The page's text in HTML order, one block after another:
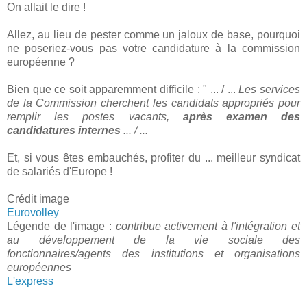
On allait le dire !
Allez, au lieu de pester comme un jaloux de base, pourquoi
ne poseriez-vous pas votre candidature à la commission
européenne ?
Bien que ce soit apparemment difficile : " ... / ...Les services
de la Commission cherchent les candidats appropriés pour
remplir les postes vacants, après examen des
candidatures internes ... / ...
Et, si vous êtes embauchés, profiter du ... meilleur syndicat
de salariés d'Europe !
Crédit image
Eurovolley
Légende de l'image : contribue activement à l'intégration et
au développement de la vie sociale des
fonctionnaires/agents des institutions et organisations
européennes
L'express